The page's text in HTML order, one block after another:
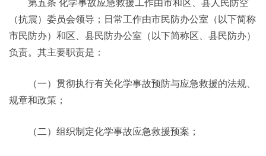
第五条 化学事故应急救援工作由市和区、县人民防空
（抗震）委员会领导；日常工作由市民防办公室（以下简称
市民防办）和区、县民防办公室（以下简称区、县民防办）
负责。其主要职责是：
（一）贯彻执行有关化学事故预防与应急救援的法规、
规章和政策；
（二）组织制定化学事故应急救援预案；